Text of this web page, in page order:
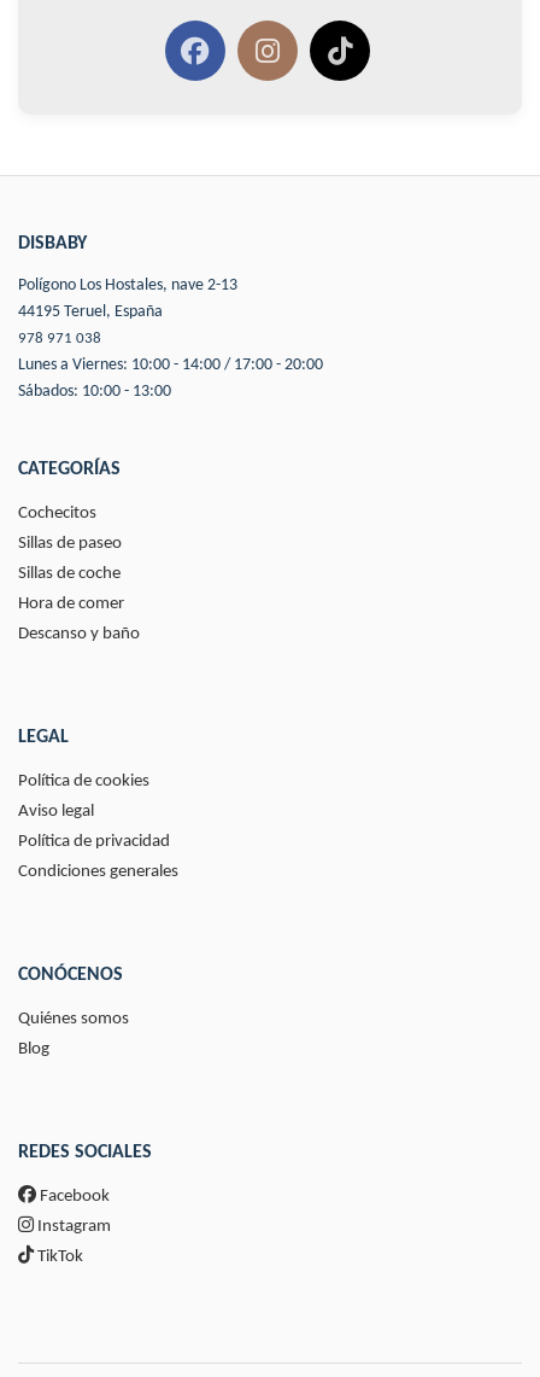
DISBABY
Polígono Los Hostales, nave 2-13
44195 Teruel, España
978 971 038
Lunes a Viernes: 10:00 - 14:00 / 17:00 - 20:00
Sábados: 10:00 - 13:00
CATEGORÍAS
Cochecitos
Sillas de paseo
Sillas de coche
Hora de comer
Descanso y baño
LEGAL
Política de cookies
Aviso legal
Política de privacidad
Condiciones generales
CONÓCENOS
Quiénes somos
Blog
REDES SOCIALES
Facebook
Instagram
TikTok